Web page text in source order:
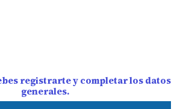
registrarte y completar los datos
generales.